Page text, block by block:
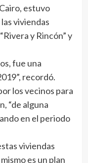
estuvo
viviendas
y Rincón” y
fue una
recordó.
los vecinos para
“de alguna
en el periodo
viviendas
es un plan